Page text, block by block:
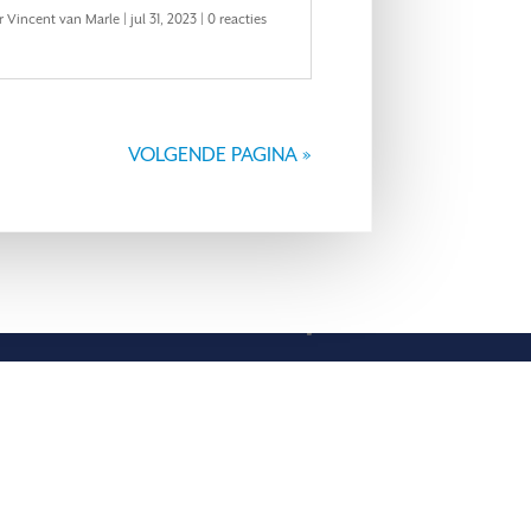
Vincent van Marle| jul 31, 2023| 0 reacties
VOLGENDE PAGINA »